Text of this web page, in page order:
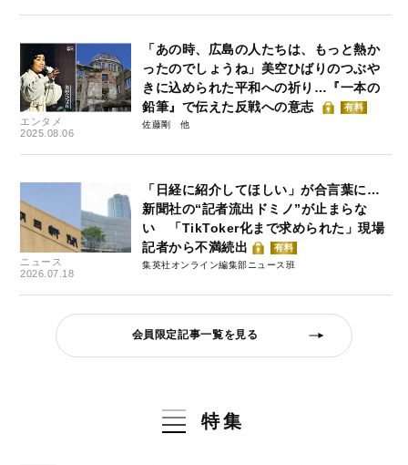
エンタメ
2025.08.06
「あの時、広島の人たちは、もっと熱か
ったのでしょうね」美空ひばりのつぶや
きに込められた平和への祈り…『一本の
鉛筆』で伝えた反戦への意志
有料
佐藤剛
ニュース
2026.07.18
「日経に紹介してほしい」が合言葉に…
新聞社の“記者流出ドミノ”が止まらな
い 「TikToker化まで求められた」現場
記者から不満続出
有料
集英社オンライン編集部ニュース班
会員限定記事一覧を見る
特集